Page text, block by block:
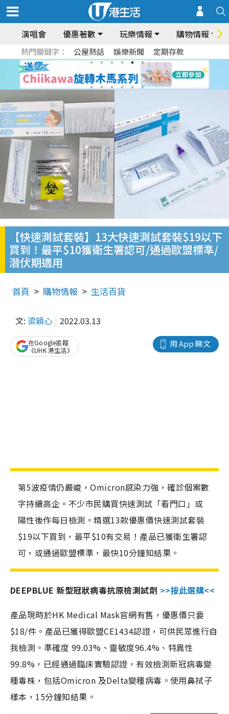
演唱會 優惠著數 玩樂情報 購物情報
熱門關鍵字： 公屋熱話 娛樂新聞 定期存款
【快速測試套裝】13大快速測試套裝$19以下
買到！最平$10獲衛生署認可/通過歐盟標準/
潛伏期適用
首頁 購物情報 生活百貨
文: 梁穎心 2022.03.13
用 App 睇文
在Google追蹤
《UHK 港生活》
第5波疫情仍嚴峻，Omicron感染力強，確診個案數
字持續高企。不少市民購買快速測試「看門口」或
陽性後作每日檢測。精選13款優惠價快速測試套裝
$19以下買到，最平$10有交易！產品已獲衛生署認
可，或通過歐盟標準，最快10分鐘知結果。
DEEPBLUE 新型冠狀病毒抗原檢測試劑 >>按此選購<<
產品現時於HK Medical Mask官網有售，優惠價只要
$18/件。產品已獲得歐盟CE1434認證，可供民眾進行自
我檢測。準確度 99.03%、靈敏度96.4%、特異性
99.8%，已經通過臨床實驗認證，有效檢測新冠病毒變
種毒株，包括Omicron 及Delta變種病毒。使用鼻拭子
樣本，15分鐘知結果。